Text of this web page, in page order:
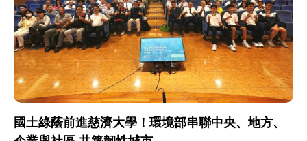
國土綠蔭前進慈濟大學！環境部串聯中央、地方、